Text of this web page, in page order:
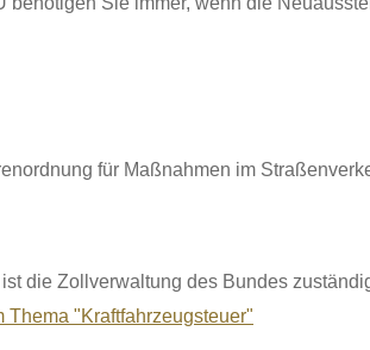
für Maßnahmen im
die Zollverwaltung des Bundes
Thema "Kraftfahrzeugsteuer"